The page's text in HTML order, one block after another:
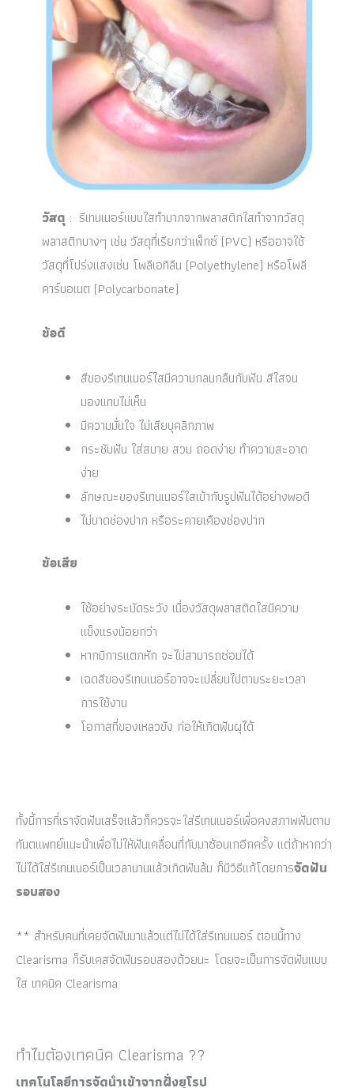
วัสดุ : รีเทนเนอร์แบบใสทำมากจากพลาสติกใสทำจากวัสดุ
พลาสติกบางๆ เช่น วัสดุที่เรียกว่าเพ็กซ์ (PVC) หรืออาจใช้
วัสดุที่โปร่งแสงเช่น โพลีเอทิลีน (Polyethylene) หรือโพลี
คาร์บอเนต (Polycarbonate)
ข้อดี
สีของรีเทนเนอร์ใสมีความกลมกลืนกับฟัน สีใสจน
มองแทบไม่เห็น
มีความมั่นใจ ไม่เสียบุคลิกภาพ
กระชับฟัน ใส่สบาย สวม ถอดง่าย ทำความสะอาด
ง่าย
ลักษณะของรีเทนเนอร์ใสเข้ากับรูปฟันได้อย่างพอดี
ไม่บาดช่องปาก หรือระคายเคืองช่องปาก
ข้อเสีย
ใช้อย่างระมัดระวัง เนื่องวัสดุพลาสติดใสมีความ
แข็งแรงน้อยกว่า
หากมีการแตกหัก จะไม่สามารถซ่อมได้
เฉดสีของรีเทนเนอร์อาจจะเปลี่ยนไปตามระยะเวลา
การใช้งาน
โอกาสที่ของเหลวขัง ก่อให้เกิดฟันผุได้
ทั้งนี้การที่เราจัดฟันเสร็จแล้วก็ควรจะใส่รีเทนเนอร์เพื่อคงสภาพฟันตาม
ทันตแพทย์แนะนำเพื่อไม่ให้ฟันเคลื่อนที่กับมาซ้อนเกอีกครั้ง แต่ถ้าหากว่า
ไม่ได้ใส่รีเทนเนอร์เป็นเวลานานแล้วเกิดฟันล้ม ก็มีวิธีแก้โดยการจัดฟัน
รอบสอง
** สำหรับคนที่เคยจัดฟันมาแล้วแต่ไม่ได้ใส่รีเทนเนอร์ ตอนนี้ทาง
Clearisma ก็รับเคสจัดฟันรอบสองด้วยนะ โดยจะเป็นการจัดฟันแบบ
ใส เทคนิค Clearisma
ทำไมต้องเทคนิค Clearisma ??
เทคโนโลยีการจัดนำเข้าจากฝั่งยุโรป